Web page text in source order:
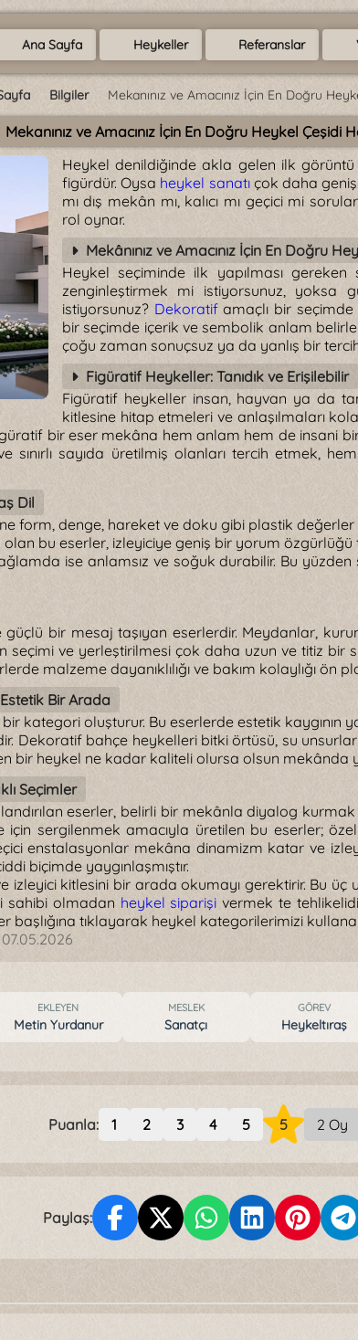
Ana Sayfa Heykeller Referanslar
Bilgiler Mekanınız ve Amacınız İçin En Doğru
Mekanınız ve Amacınız İçin En Doğru Heykel Çeşidi
Heykel denildiğinde akla gelen ilk
figürdür. Oysa heykel sanatıçok daha
mı dış mekân mı, kalıcı mı geçici mi
rol oynar.
Mekânınız ve Amacınız İçin En Doğru
Heykel seçiminde ilk yapılması gereken
zenginleştirmek mi istiyorsunuz,
istiyorsunuz? Dekoratifamaçlı bir
bir seçimde içerik ve sembolik anlam
çoğu zaman sonuçsuz ya da yanlış bir
Figüratif Heykeller: Tanıdık ve Erişilebilir
Figüratif heykeller insan, hayvan ya da
kitlesine hitap etmeleri ve anlaşılmaları
bir eser mekâna hem anlam hem de insani
sayıda üretilmiş olanları tercih etmek,
Dil
form, denge, hareket ve doku gibi plastik
bu eserler, izleyiciye geniş bir yorum özgürlüğü
ise anlamsız ve soğuk durabilir. Bu
güçlü bir mesaj taşıyan eserlerdir. Meydanlar,
seçimi ve yerleştirilmesi çok daha uzun ve titiz
malzeme dayanıklılığı ve bakım kolaylığı ön
Bir Arada
kategori oluşturur. Bu eserlerde estetik kaygının
Dekoratif bahçe heykelleri bitki örtüsü, su
bir heykel ne kadar kaliteli olursa olsun mekânda
Seçimler
eserler, belirli bir mekânla diyalog
sergilenmek amacıyla üretilen bu eserler;
enstalasyonlar mekâna dinamizm katar ve
biçimde yaygınlaşmıştır.
izleyici kitlesini bir arada okumayı gerektirir. Bu
sahibi olmadan heykel siparişi vermek te
başlığına tıklayarak heykel kategorilerimizi
07.05.2026
EKLEYEN
Metin Yurdanur
MESLEK
Sanatçı
GÖREV
Heykeltıraş
Puanla: 1 2 3 4 5 5 2 Oy
Paylaş: